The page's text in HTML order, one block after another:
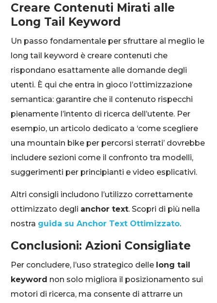
Creare Contenuti Mirati alle
Long Tail Keyword
Un passo fondamentale per sfruttare al meglio le
long tail keyword è creare contenuti che
rispondano esattamente alle domande degli
utenti. È qui che entra in gioco l’ottimizzazione
semantica: garantire che il contenuto rispecchi
pienamente l’intento di ricerca dell’utente. Per
esempio, un articolo dedicato a ‘come scegliere
una mountain bike per percorsi sterrati’ dovrebbe
includere sezioni come il confronto tra modelli,
suggerimenti per principianti e video esplicativi.
Altri consigli includono l’utilizzo correttamente
ottimizzato degli anchor text. Scopri di più nella
nostra guida su Anchor Text Ottimizzato.
Conclusioni: Azioni Consigliate
Per concludere, l’uso strategico delle long tail
keyword non solo migliora il posizionamento sui
motori di ricerca, ma consente di attrarre un